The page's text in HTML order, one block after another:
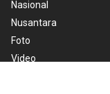
Nasional
Nusantara
Foto
Video